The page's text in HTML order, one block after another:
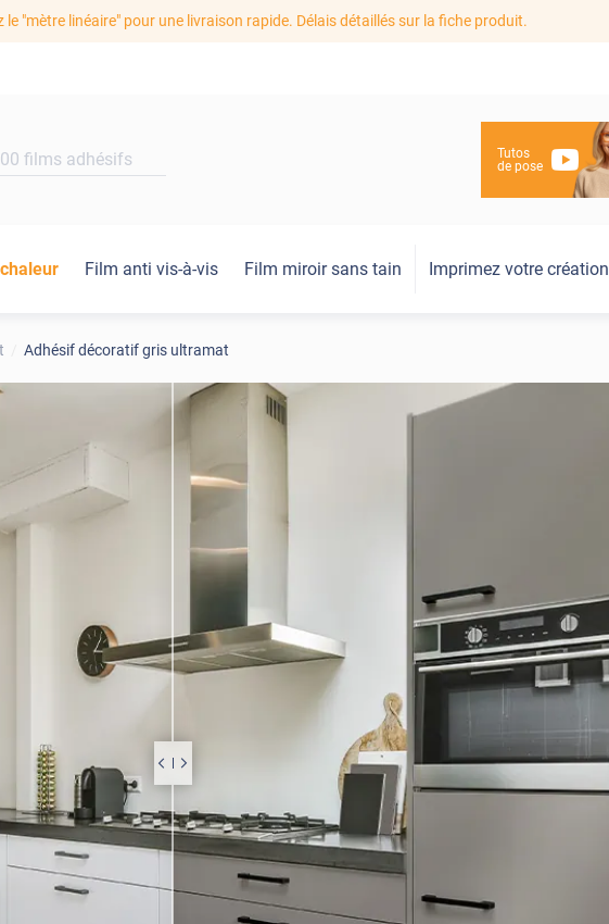
le "mètre linéaire" pour une livraison rapide. Délais détaillés sur la fiche produit.
Tutos
de pose
Film anti vis-à-vis Film miroir sans tain Imprimez votre création
Adhésif décoratif gris ultramat